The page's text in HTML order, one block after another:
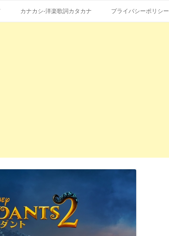
語の意味、読み方
ン
ン
カナカシ-洋楽歌詞カタカナ プライバシーポリシー